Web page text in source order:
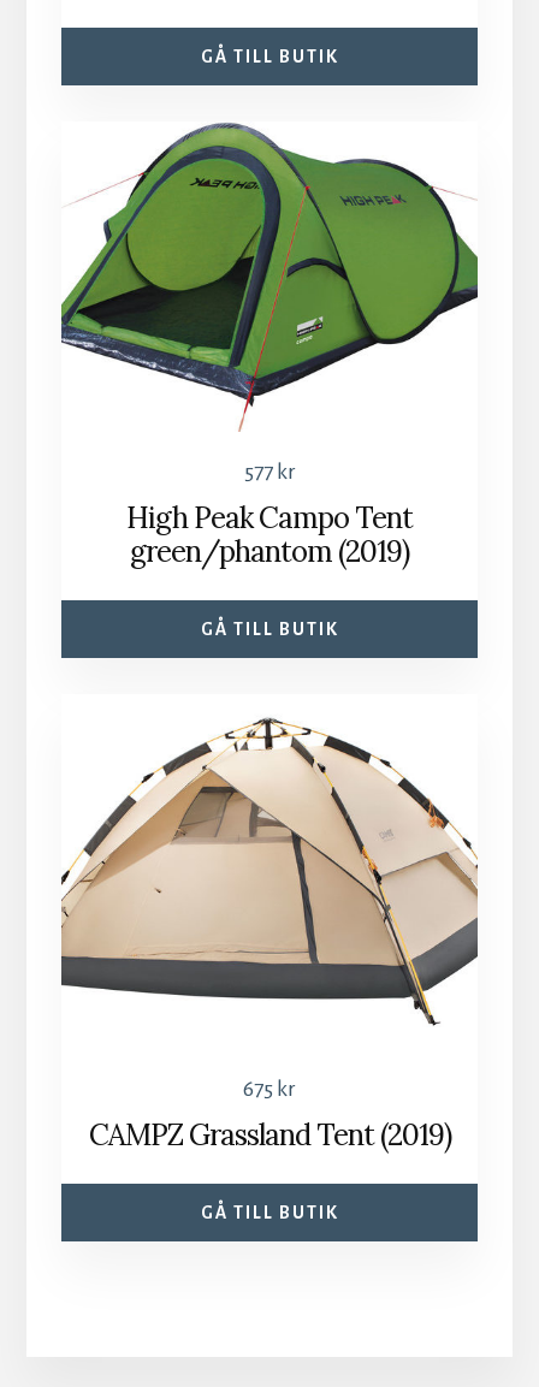
GÅ TILL BUTIK
577 kr
High Peak Campo Tent
green/phantom (2019)
GÅ TILL BUTIK
675 kr
CAMPZ Grassland Tent (2019)
GÅ TILL BUTIK